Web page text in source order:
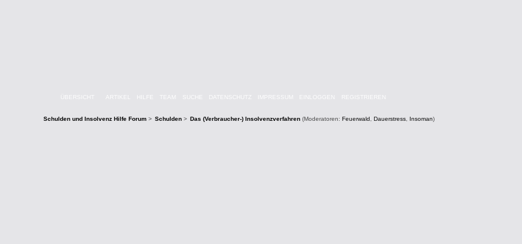
ÜBERSICHT ARTIKEL HILFE TEAM SUCHE DATENSCHUTZ IMPRESSUM EINLOGGEN REGISTRIEREN
Schulden und Insolvenz Hilfe Forum> Schulden> Das (Verbraucher-) Insolvenzverfahren(Moderatoren: Feuerwald , Dauerstress, Insoman)